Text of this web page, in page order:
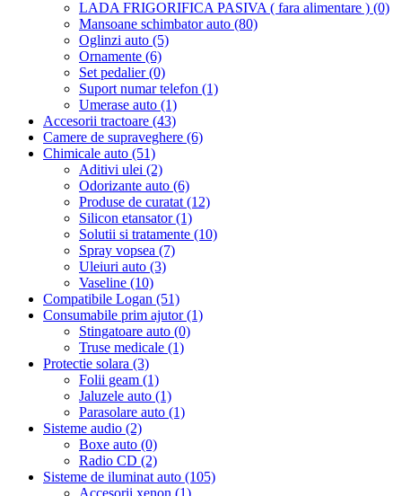
LADA FRIGORIFICA PASIVA ( fara alimentare ) (0)
Mansoane schimbator auto (80)
Oglinzi auto (5)
Ornamente (6)
Set pedalier (0)
Suport numar telefon (1)
Umerase auto (1)
Accesorii tractoare (43)
Camere de supraveghere (6)
Chimicale auto (51)
Aditivi ulei (2)
Odorizante auto (6)
Produse de curatat (12)
Silicon etansator (1)
Solutii si tratamente (10)
Spray vopsea (7)
Uleiuri auto (3)
Vaseline (10)
Compatibile Logan (51)
Consumabile prim ajutor (1)
Stingatoare auto (0)
Truse medicale (1)
Protectie solara (3)
Folii geam (1)
Jaluzele auto (1)
Parasolare auto (1)
Sisteme audio (2)
Boxe auto (0)
Radio CD (2)
Sisteme de iluminat auto (105)
Accesorii xenon (1)